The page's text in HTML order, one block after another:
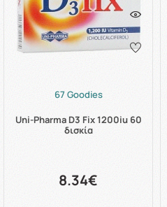
67 Goodies
Uni-Pharma D3 Fix 1200iu 60
δισκία
8.34€